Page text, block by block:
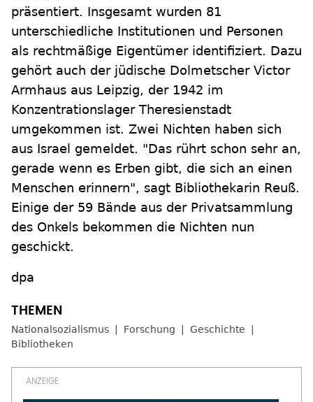
präsentiert. Insgesamt wurden 81
unterschiedliche Institutionen und Personen
als rechtmäßige Eigentümer identifiziert. Dazu
gehört auch der jüdische Dolmetscher Victor
Armhaus aus Leipzig, der 1942 im
Konzentrationslager Theresienstadt
umgekommen ist. Zwei Nichten haben sich
aus Israel gemeldet. "Das rührt schon sehr an,
gerade wenn es Erben gibt, die sich an einen
Menschen erinnern", sagt Bibliothekarin Reuß.
Einige der 59 Bände aus der Privatsammlung
des Onkels bekommen die Nichten nun
geschickt.
dpa
Nationalsozialismus Forschung
Geschichte
Bibliotheken